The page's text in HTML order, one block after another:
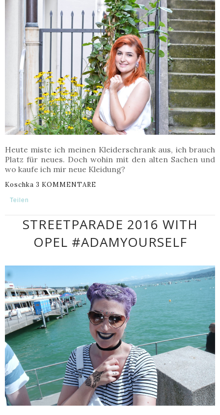
Heute miste ich meinen Kleiderschrank aus, ich brauch
Platz für neues. Doch wohin mit den alten Sachen und
wo kaufe ich mir neue Kleidung?
Koschka 3 KOMMENTARE
Teilen
STREETPARADE 2016 WITH
OPEL #ADAMYOURSELF